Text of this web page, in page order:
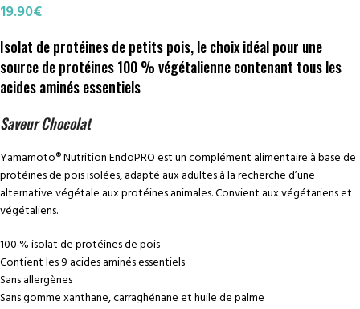
19.90€
Isolat de protéines de petits pois, le choix idéal pour une
source de protéines 100 % végétalienne contenant tous les
acides aminés essentiels
Saveur Chocolat
Yamamoto® Nutrition EndoPRO est un complément alimentaire à base de
protéines de pois isolées, adapté aux adultes à la recherche d’une
alternative végétale aux protéines animales. Convient aux végétariens et
végétaliens.
100 % isolat de protéines de pois
Contient les 9 acides aminés essentiels
Sans allergènes
Sans gomme xanthane, carraghénane et huile de palme